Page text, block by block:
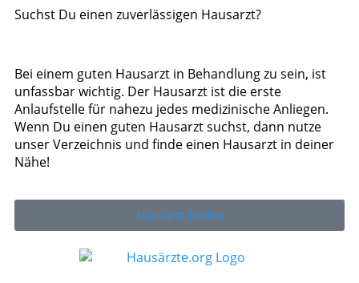
Suchst Du einen zuverlässigen Hausarzt?
Bei einem guten Hausarzt in Behandlung zu sein, ist
unfassbar wichtig. Der Hausarzt ist die erste
Anlaufstelle für nahezu jedes medizinische Anliegen.
Wenn Du einen guten Hausarzt suchst, dann nutze
unser Verzeichnis und finde einen Hausarzt in deiner
Nähe!
Hausarzt finden